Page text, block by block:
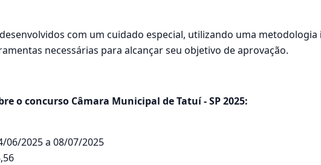
com um cuidado especial, utilizando uma
necessárias para alcançar seu objetivo de aprovação.
o concurso Câmara Municipal de Tatuí - SP 2025:
06/2025 a 08/07/2025